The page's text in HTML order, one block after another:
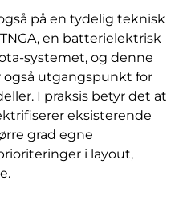
på en tydelig teknisk
en batterielektrisk
systemet, og denne
utgangspunkt for
I praksis betyr det at
eksisterende
grad egne
i layout,